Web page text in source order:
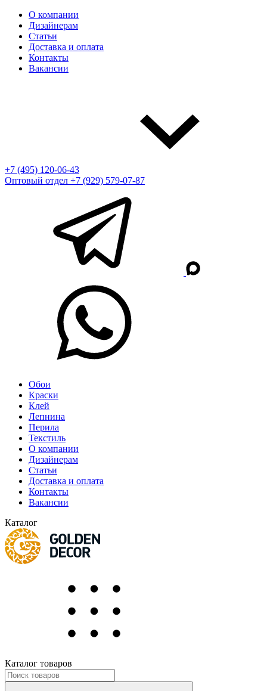
О компании
Дизайнерам
Статьи
Доставка и оплата
Контакты
Вакансии
+7 (495) 120-06-43
Оптовый отдел +7 (929) 579-07-87
Обои
Краски
Клей
Лепнина
Перила
Текстиль
О компании
Дизайнерам
Статьи
Доставка и оплата
Контакты
Вакансии
Каталог
Каталог товаров